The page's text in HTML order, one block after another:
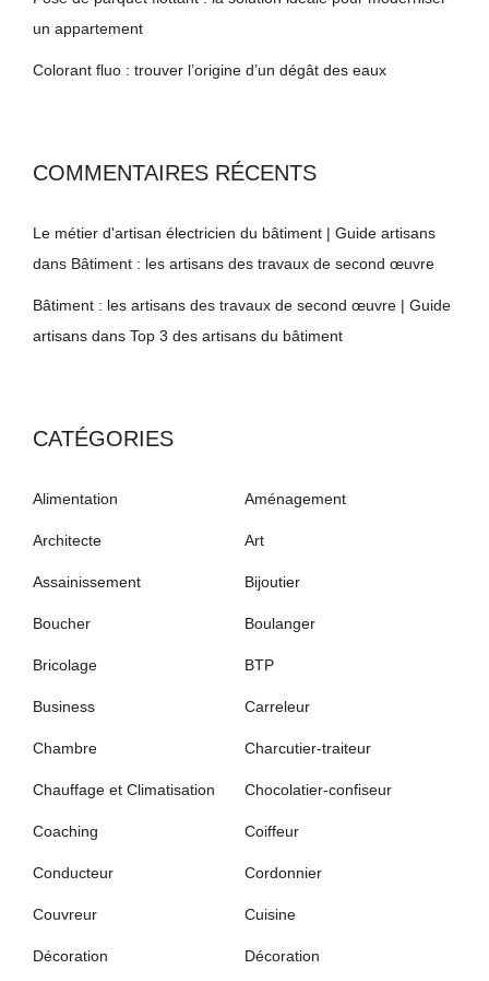
un appartement
Colorant fluo : trouver l’origine d’un dégât des eaux
COMMENTAIRES RÉCENTS
Le métier d'artisan électricien du bâtiment | Guide artisans
dans Bâtiment : les artisans des travaux de second œuvre
Bâtiment : les artisans des travaux de second œuvre | Guide
artisans dans Top 3 des artisans du bâtiment
CATÉGORIES
Alimentation Aménagement
Architecte Art
Assainissement Bijoutier
Boucher Boulanger
Bricolage BTP
Business Carreleur
Chambre Charcutier-traiteur
Chauffage et Climatisation Chocolatier-confiseur
Coaching Coiffeur
Conducteur Cordonnier
Couvreur Cuisine
Décoration Décoration